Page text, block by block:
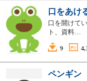
口をあけ
口を開けて
ト、資料…
9
ペンギン